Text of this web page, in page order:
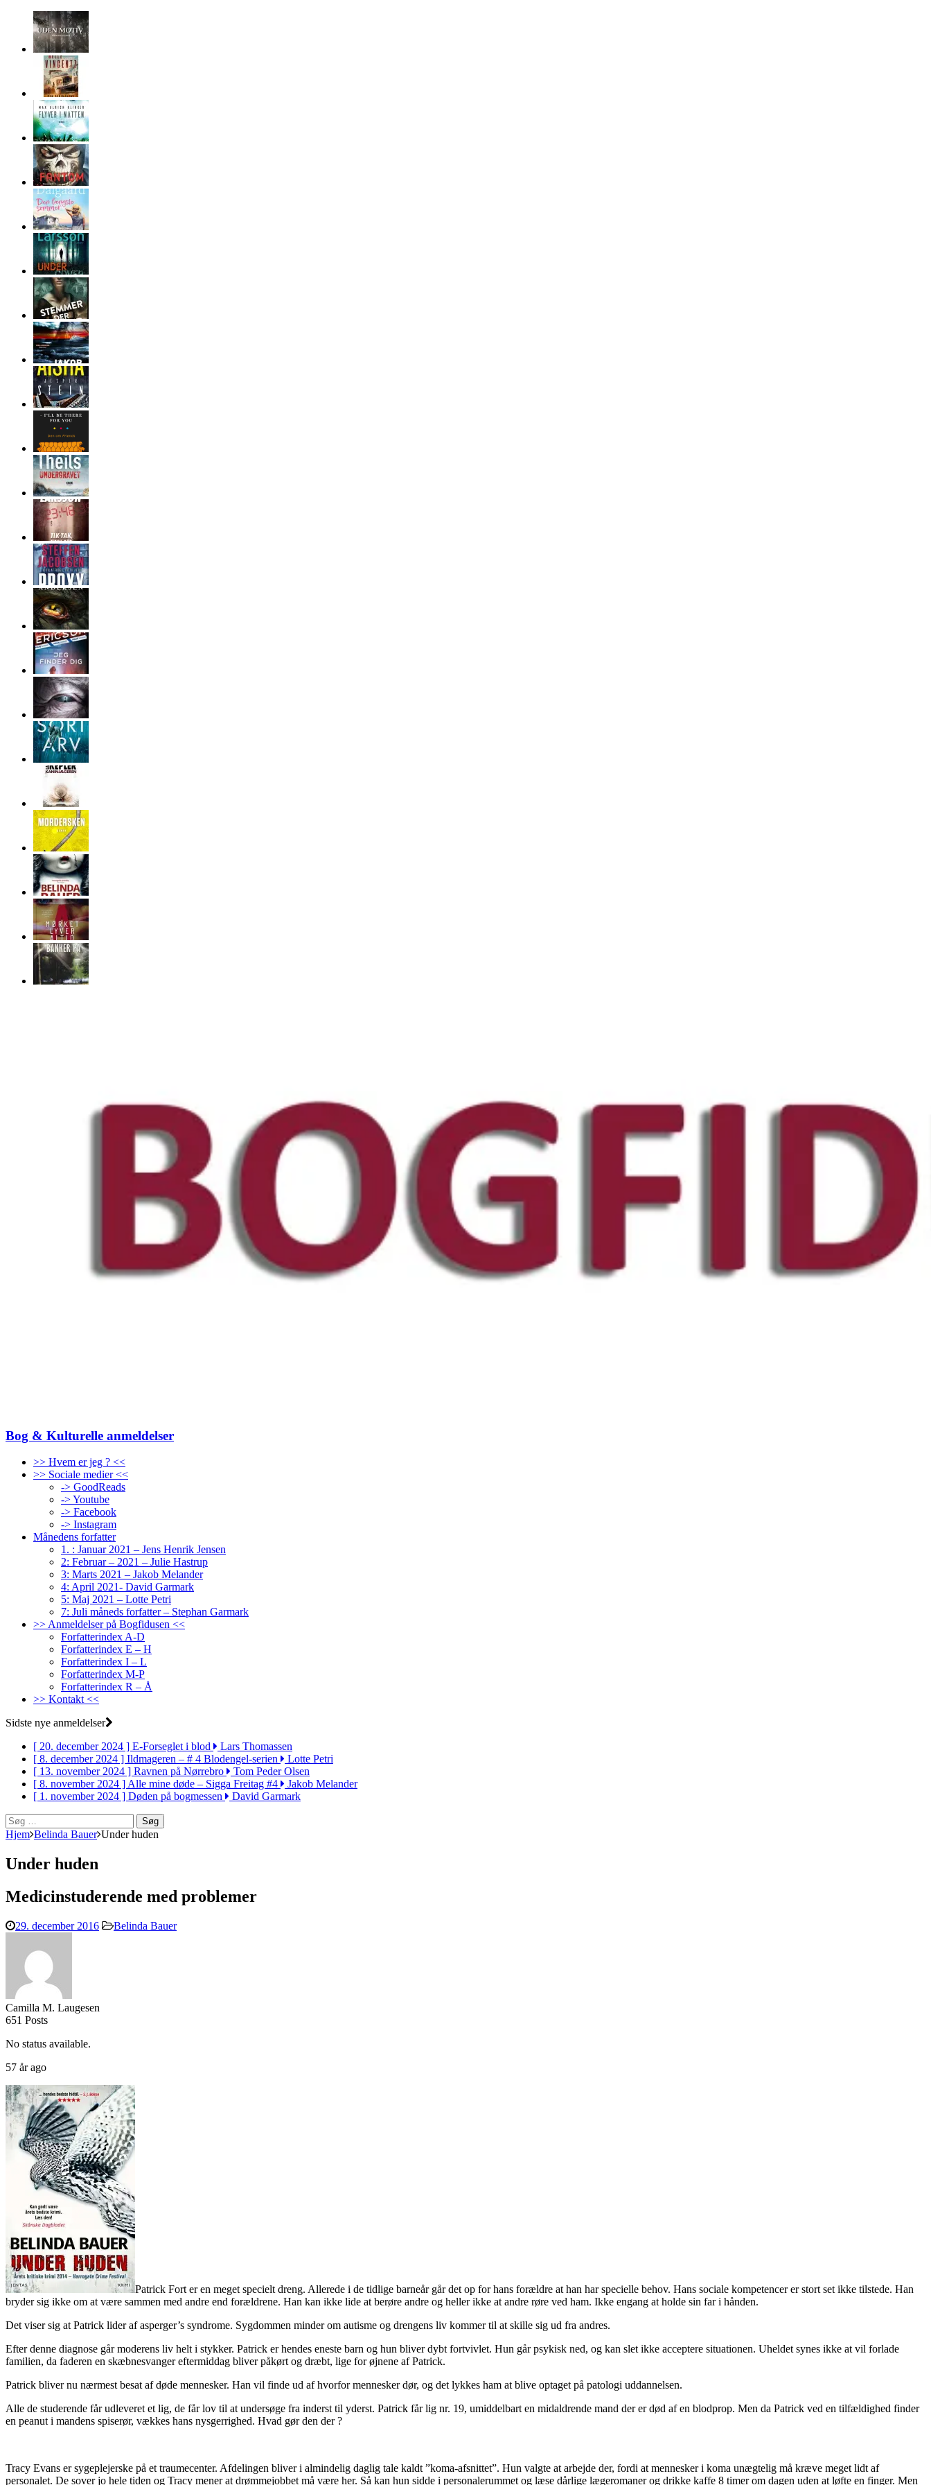
Bog & Kulturelle anmeldelser
>> Hvem er jeg ? <<
>> Sociale medier <<
-> GoodReads
-> Youtube
-> Facebook
-> Instagram
Månedens forfatter
1. : Januar 2021 – Jens Henrik Jensen
2: Februar – 2021 – Julie Hastrup
3: Marts 2021 – Jakob Melander
4: April 2021- David Garmark
5: Maj 2021 – Lotte Petri
7: Juli måneds forfatter – Stephan Garmark
>> Anmeldelser på Bogfidusen <<
Forfatterindex A-D
Forfatterindex E – H
Forfatterindex I – L
Forfatterindex M-P
Forfatterindex R – Å
>> Kontakt <<
Sidste nye anmeldelser
[ 20. december 2024 ] E-Forseglet i blod
Lars Thomassen
[ 8. december 2024 ] Ildmageren – # 4 Blodengel-serien
Lotte Petri
[ 13. november 2024 ] Ravnen på Nørrebro
Tom Peder Olsen
[ 8. november 2024 ]Alle mine døde – Sigga Freitag #4
Jakob Melander
[ 1. november 2024 ] Døden på bogmessen
David Garmark
Søg
efter:
Hjem Belinda Bauer Under huden
Under huden
Medicinstuderende med problemer
29. december 2016 Belinda Bauer
Camilla M. Laugesen
651 Posts
No status available.
57 år ago
Patrick Fort er en meget specielt dreng. Allerede i de tidlige barneår går det op for hans forældre at han har specielle behov. Hans sociale kompetencer er stort set ikke tilstede. Han
bryder sig ikke om at være sammen med andre end forældrene. Han kan ikke lide at berøre andre og heller ikke at andre røre ved ham. Ikke engang at holde sin far i hånden.
Det viser sig at Patrick lider af asperger’s syndrome. Sygdommen minder om autisme og drengens liv kommer til at skille sig ud fra andres.
Efter denne diagnose går moderens liv helt i stykker. Patrick er hendes eneste barn og hun bliver dybt fortvivlet. Hun går psykisk ned, og kan slet ikke acceptere situationen. Uheldet synes ikke at vil forlade
familien, da faderen en skæbnesvanger eftermiddag bliver påkørt og dræbt, lige for øjnene af Patrick.
Patrick bliver nu nærmest besat af døde mennesker. Han vil finde ud af hvorfor mennesker dør, og det lykkes ham at blive optaget på patologi uddannelsen.
Alle de studerende får udleveret et lig, de får lov til at undersøge fra inderst til yderst. Patrick får lig nr. 19, umiddelbart en midaldrende mand der er død af en blodprop. Men da Patrick ved en tilfældighed finder
en peanut i mandens spiserør, vækkes hans nysgerrighed. Hvad gør den der ?
Tracy Evans er sygeplejerske på et traumecenter. Afdelingen bliver i almindelig daglig tale kaldt ”koma-afsnittet”. Hun valgte at arbejde der, fordi at mennesker i koma unægtelig må kræve meget lidt af
personalet. De sover jo hele tiden og Tracy mener at drømmejobbet må være her. Så kan hun sidde i personalerummet og læse dårlige lægeromaner og drikke kaffe 8 timer om dagen uden at løfte en finger. Men